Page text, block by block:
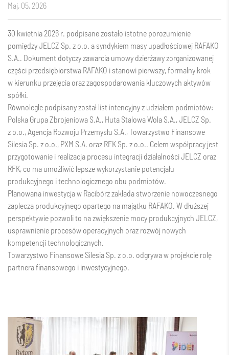
maj, 05, 2026
30 kwietnia 2026 r. podpisane zostało istotne porozumienie
pomiędzy JELCZ Sp. z o.o. a syndykiem masy upadłościowej RAFAKO
S.A.. Dokument dotyczy zawarcia umowy dzierżawy zorganizowanej
części przedsiębiorstwa RAFAKO i stanowi pierwszy, formalny krok
w kierunku przejęcia oraz zagospodarowania kluczowych aktywów
spółki.
Równolegle podpisany został list intencyjny z udziałem podmiotów:
Polska Grupa Zbrojeniowa S.A., Huta Stalowa Wola S.A., JELCZ Sp.
z o.o., Agencja Rozwoju Przemysłu S.A., Towarzystwo Finansowe
Silesia Sp. z o.o., PXM S.A. oraz RFK Sp. z o.o.. Celem współpracy jest
przygotowanie i realizacja procesu integracji działalności JELCZ oraz
RFK, co ma umożliwić lepsze wykorzystanie potencjału
produkcyjnego i technologicznego obu podmiotów.
Planowana inwestycja w Racibórz zakłada stworzenie nowoczesnego
zaplecza produkcyjnego opartego na majątku RAFAKO. W dłuższej
perspektywie pozwoli to na zwiększenie mocy produkcyjnych JELCZ,
usprawnienie procesów operacyjnych oraz rozwój nowych
kompetencji technologicznych.
Towarzystwo Finansowe Silesia Sp. z o.o. odgrywa w projekcie rolę
partnera finansowego i inwestycyjnego.